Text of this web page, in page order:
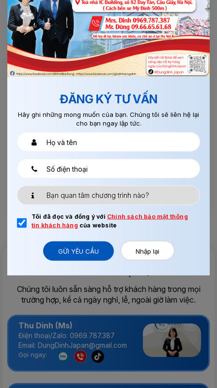
Địa chỉ:174 Trần Vỹ ( Đối diện Học Viện Tư Pháp ), Mai
Dịch, Cầu Giấy, Hà Nội
Tell: 024.6659.8150 - Fax: (84-24) 3212 368
Xin mời: Click vào links Googmap này, sẽ đưa bạn
tới
công ty, xin cảm ơn.
Chúng tôi luôn sẵn sàng hỗ trợ khách hàng trong mọi
trường hợp, kể cả ngày nghỉ, lễ, ngoài giờ làm việc.
Thu Dinh (Ms)
Điện thoại/Zalo: 0969.787.387
Email: DungDinhJapan@gmail.com
Gọi ngay:
ĐĂNG KÝ TƯ VẤN
Hãy ghi những mong muốn của bạn. Chúng tôi sẽ liên hệ lại
cho bạn ngay lập tức.
Tôi đã đọc và đồng ý với Chính sách bảo mật thông
tin khách hàng của website
GỬI YÊU CẦU Nhập lại